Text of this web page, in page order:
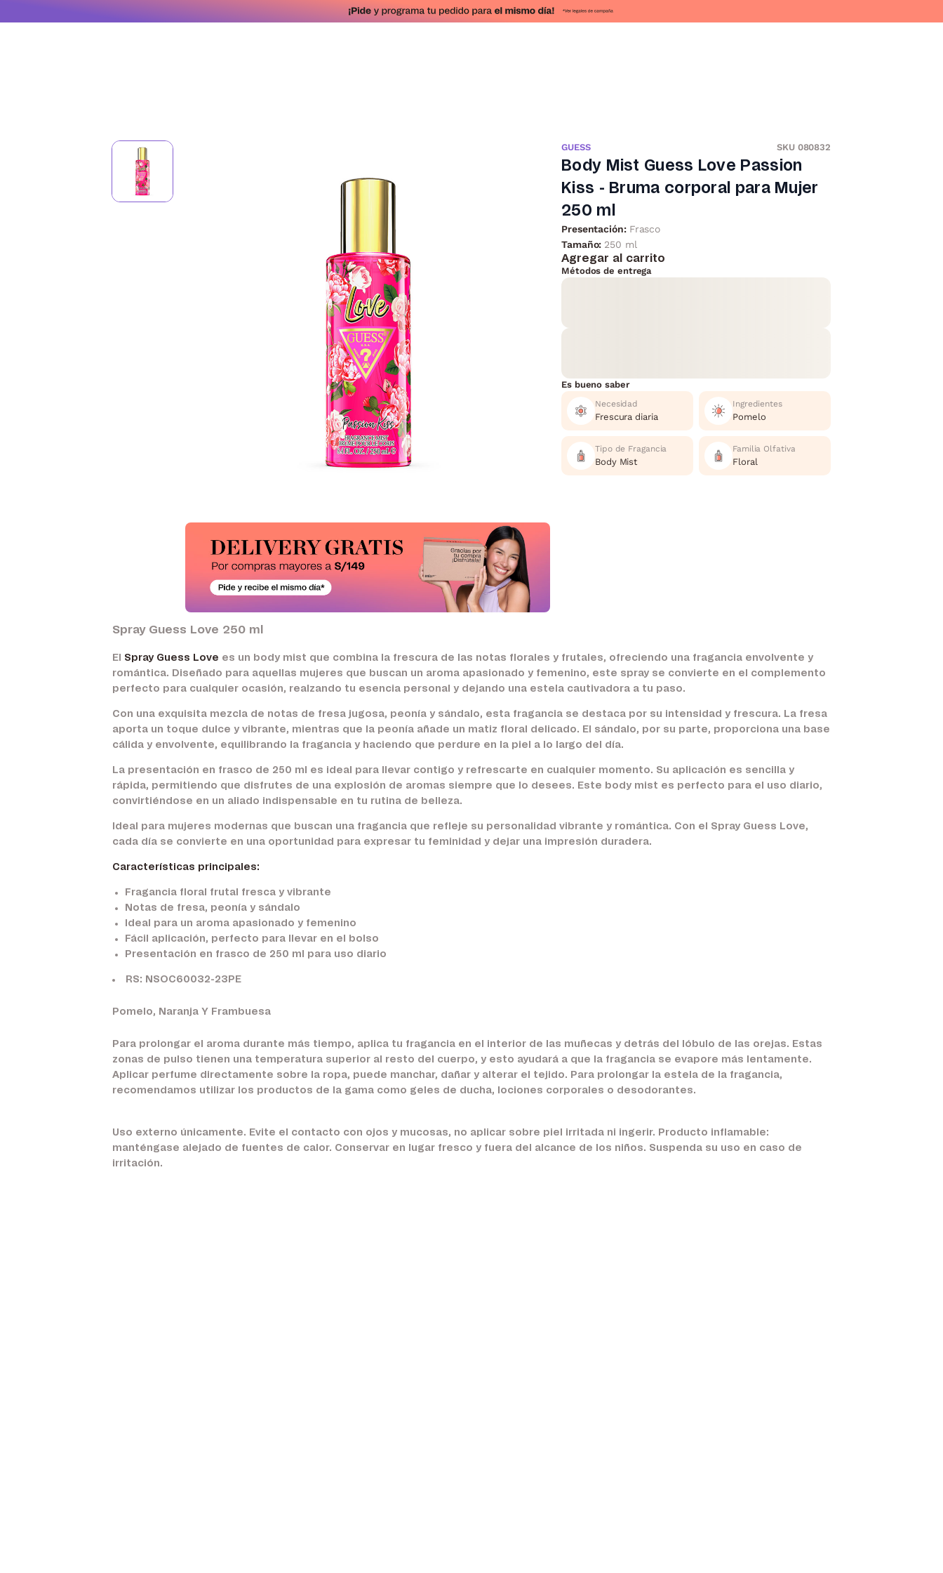
GUESS SKU 080832
Body Mist Guess Love Passion
Kiss - Bruma corporal para Mujer
250 ml
Presentación: Frasco
Tamaño: 250 ml
Agregar al carrito
Métodos de entrega
Es bueno saber
Necesidad
Frescura diaria
Ingredientes
Pomelo
Tipo de Fragancia
Body Mist
Familia Olfativa
Floral
Spray Guess Love 250 ml
El Spray Guess Love es un body mist que combina la frescura de las notas florales y frutales, ofreciendo una fragancia envolvente y
romántica. Diseñado para aquellas mujeres que buscan un aroma apasionado y femenino, este spray se convierte en el complemento
perfecto para cualquier ocasión, realzando tu esencia personal y dejando una estela cautivadora a tu paso.
Con una exquisita mezcla de notas de fresa jugosa, peonía y sándalo, esta fragancia se destaca por su intensidad y frescura. La fresa
aporta un toque dulce y vibrante, mientras que la peonía añade un matiz floral delicado. El sándalo, por su parte, proporciona una base
cálida y envolvente, equilibrando la fragancia y haciendo que perdure en la piel a lo largo del día.
La presentación en frasco de 250 ml es ideal para llevar contigo y refrescarte en cualquier momento. Su aplicación es sencilla y
rápida, permitiendo que disfrutes de una explosión de aromas siempre que lo desees. Este body mist es perfecto para el uso diario,
convirtiéndose en un aliado indispensable en tu rutina de belleza.
Ideal para mujeres modernas que buscan una fragancia que refleje su personalidad vibrante y romántica. Con el Spray Guess Love,
cada día se convierte en una oportunidad para expresar tu feminidad y dejar una impresión duradera.
Características principales:
Fragancia floral frutal fresca y vibrante
Notas de fresa, peonía y sándalo
Ideal para un aroma apasionado y femenino
Fácil aplicación, perfecto para llevar en el bolso
Presentación en frasco de 250 ml para uso diario
RS: NSOC60032-23PE
Pomelo, Naranja Y Frambuesa
Para prolongar el aroma durante más tiempo, aplica tu fragancia en el interior de las muñecas y detrás del lóbulo de las orejas. Estas
zonas de pulso tienen una temperatura superior al resto del cuerpo, y esto ayudará a que la fragancia se evapore más lentamente.
Aplicar perfume directamente sobre la ropa, puede manchar, dañar y alterar el tejido. Para prolongar la estela de la fragancia,
recomendamos utilizar los productos de la gama como geles de ducha, lociones corporales o desodorantes.
Uso externo únicamente. Evite el contacto con ojos y mucosas, no aplicar sobre piel irritada ni ingerir. Producto inflamable:
manténgase alejado de fuentes de calor. Conservar en lugar fresco y fuera del alcance de los niños. Suspenda su uso en caso de
irritación.